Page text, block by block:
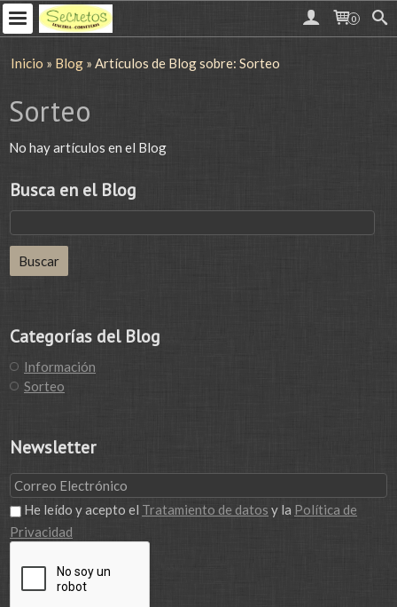
0
Busca en el Blog
Categorías del Blog
Información
Sorteo
Newsletter
He leído y acepto el Tratamiento de datos y la Política de
Privacidad
Inicio » Blog » Artículos de Blog sobre: Sorteo
Sorteo
No hay artículos en el Blog